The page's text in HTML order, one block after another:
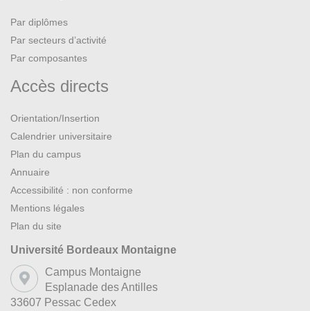
Par diplômes
Par secteurs d’activité
Par composantes
Accès directs
Orientation/Insertion
Calendrier universitaire
Plan du campus
Annuaire
Accessibilité : non conforme
Mentions légales
Plan du site
Université Bordeaux Montaigne
Campus Montaigne
Esplanade des Antilles
33607 Pessac Cedex